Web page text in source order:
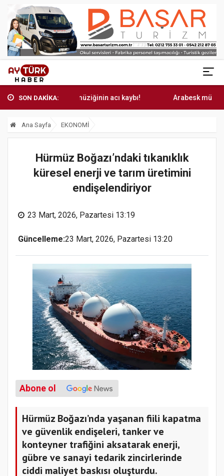
SON DAKİKA:
Arabesk müziğinin acı kaybı! Arabesk müziğinin
Ana Sayfa EKONOMİ
Hürmüz Boğazı’ndaki tıkanıklık
küresel enerji ve tarım üretimini
endişelendiriyor
23 Mart, 2026, Pazartesi 13:19
Güncelleme:23 Mart, 2026, Pazartesi 13:20
Abone ol
Hürmüz Boğazı’nda yaşanan fiili kapatma
ve güvenlik endişeleri, tanker ve
konteyner trafiğini aksatarak enerji,
gübre ve sanayi tedarik zincirlerinde
ciddi maliyet baskısı oluşturdu.